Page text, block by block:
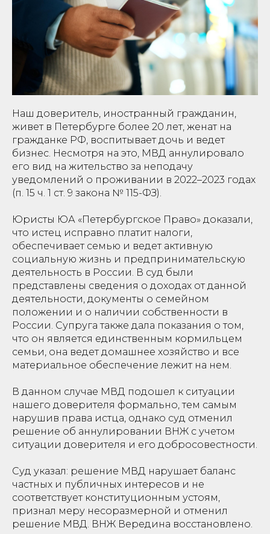
Наш доверитель, иностранный гражданин,
живет в Петербурге более 20 лет, женат на
гражданке РФ, воспитывает дочь и ведет
бизнес. Несмотря на это, МВД аннулировало
его вид на жительство за неподачу
уведомлений о проживании в 2022–2023 годах
(п. 15 ч. 1 ст. 9 закона № 115-ФЗ).
Юристы ЮА «Петербургское Право» доказали,
что истец исправно платит налоги,
обеспечивает семью и ведет активную
социальную жизнь и предпринимательскую
деятельность в России. В суд были
представлены сведения о доходах от данной
деятельности, документы о семейном
положении и о наличии собственности в
России. Супруга также дала показания о том,
что он является единственным кормильцем
семьи, она ведет домашнее хозяйство и все
материальное обеспечение лежит на нем.
В данном случае МВД подошел к ситуации
нашего доверителя формально, тем самым
нарушив права истца, однако суд отменил
решение об аннулировании ВНЖ с учетом
ситуации доверителя и его добросовестности.
Суд указал: решение МВД нарушает баланс
частных и публичных интересов и не
соответствует конституционным устоям,
признал меру несоразмерной и отменил
решение МВД. ВНЖ Вередина восстановлено.